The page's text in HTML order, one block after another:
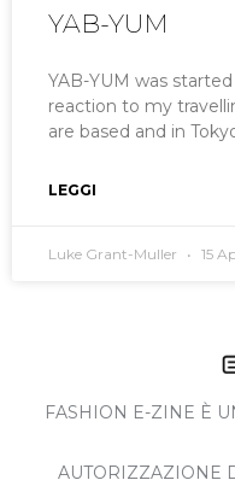
YAB-YUM
YAB-YUM was
reaction to my
are based and in
LEGGI
Luke Grant-Muller 15
FASHION E-ZINE È
AUTORIZZAZIONE